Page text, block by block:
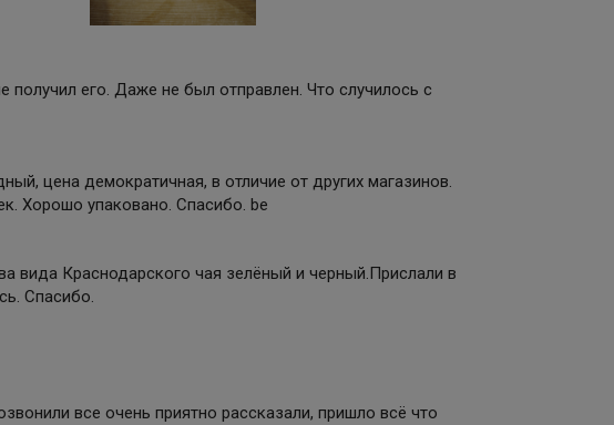
получил его. Даже не был отправлен. Что случилось с
цена демократичная, в отличие от других магазинов.
Хорошо упаковано. Спасибо. be
вида Краснодарского чая зелёный и черный.Прислали в
Спасибо.
все очень приятно рассказали, пришло всё что